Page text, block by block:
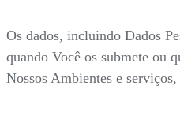
Os dados, incluindo Dados
quando Você os submete ou
Nossos Ambientes e